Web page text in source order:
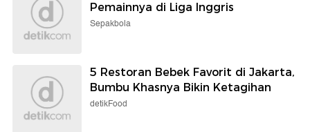
Pemainnya di Liga Inggris
Sepakbola
5 Restoran Bebek Favorit di Jakarta,
Bumbu Khasnya Bikin Ketagihan
detikFood